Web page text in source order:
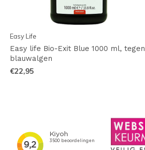
Easy Life
Easy life Bio-Exit Blue 1000 ml, tegen
blauwalgen
€22,95